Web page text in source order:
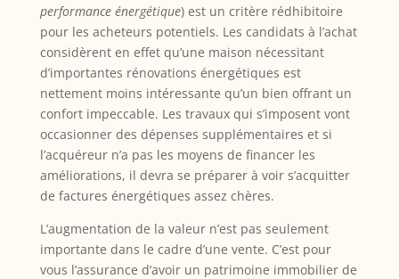
performance énergétique) est un critère rédhibitoire
pour les acheteurs potentiels. Les candidats à l’achat
considèrent en effet qu’une maison nécessitant
d’importantes rénovations énergétiques est
nettement moins intéressante qu’un bien offrant un
confort impeccable. Les travaux qui s’imposent vont
occasionner des dépenses supplémentaires et si
l’acquéreur n’a pas les moyens de financer les
améliorations, il devra se préparer à voir s’acquitter
de factures énergétiques assez chères.
L’augmentation de la valeur n’est pas seulement
importante dans le cadre d’une vente. C’est pour
vous l’assurance d’avoir un patrimoine immobilier de